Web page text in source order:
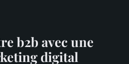
b2b avec une
digital